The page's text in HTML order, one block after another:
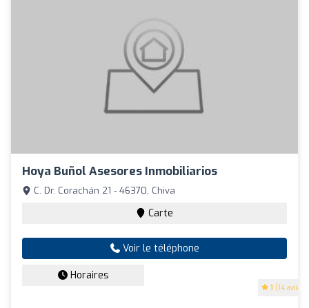
Hoya Buñol Asesores Inmobiliarios
1 (14 avis)
C. Dr. Corachán 21 - 46370, Chiva
Carte
Voir le téléphone
Horaires